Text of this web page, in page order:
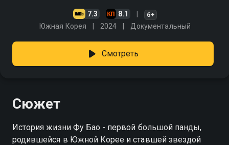
7.3 8.1 6+
Южная Корея 2024 Документальный
Смотреть
Сюжет
История жизни Фу Бао - первой большой панды,
родившейся в Южной Корее и ставшей звездой